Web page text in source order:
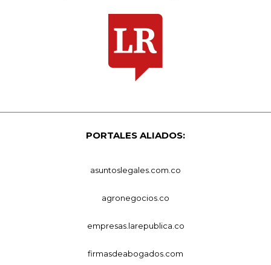
PORTALES ALIADOS:
asuntoslegales.com.co
agronegocios.co
empresas.larepublica.co
firmasdeabogados.com